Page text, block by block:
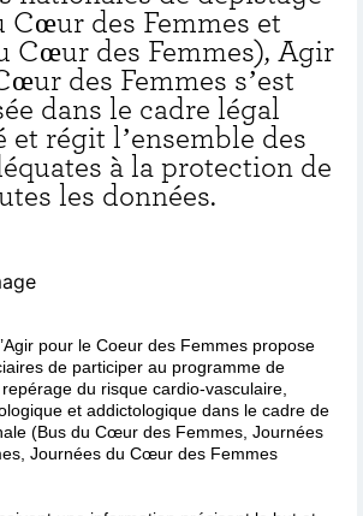
Cœur des Femmes et
Cœur des Femmes), Agir
des Femmes s’est
dans le cadre légal
et régit l’ensemble des
à la protection de
les données.
pour le Coeur des Femmes propose
de participer au programme de
du risque cardio-vasculaire,
et addictologique dans le cadre de
(Bus du Cœur des Femmes, Journées
Journées du Cœur des Femmes